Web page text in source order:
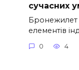
сучасних
Бронежилет
елементів
0 4